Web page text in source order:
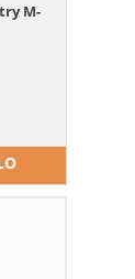
M-